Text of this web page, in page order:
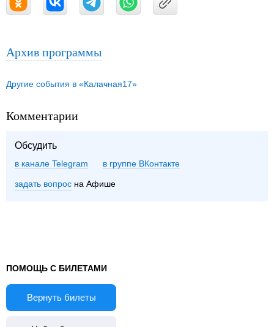
Архив программы
Другие события в «Калачная17»
Комментарии
Обсудить
в канале Telegram группе ВКонтакте
задать вопрос на Афише
ПОМОЩЬ С БИЛЕТАМИ
Вернуть билеты